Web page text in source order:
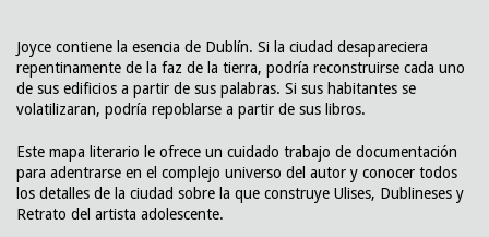
Joyce contiene la esencia de Dublín. Si la ciudad desapareciera
repentinamente de la faz de la tierra, podría reconstruirse cada uno
de sus edificios a partir de sus palabras. Si sus habitantes se
volatilizaran, podría repoblarse a partir de sus libros.
Este mapa literario le ofrece un cuidado trabajo de documentación
para adentrarse en el complejo universo del autor y conocer todos
los detalles de la ciudad sobre la que construye Ulises, Dublineses y
Retrato del artista adolescente.